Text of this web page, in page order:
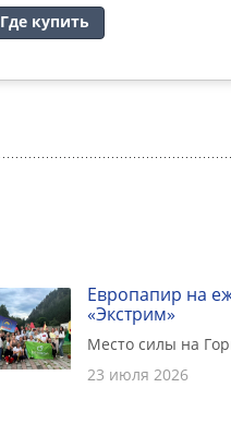
Где купить
Европапир на
«Экстрим»
Место силы на
23 июля 2026